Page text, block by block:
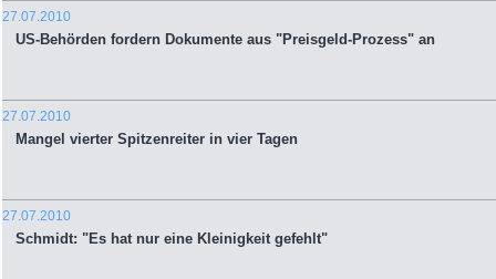
27.07.2010
US-Behörden fordern Dokumente aus "Preisgeld-Prozess" an
27.07.2010
Mangel vierter Spitzenreiter in vier Tagen
27.07.2010
Schmidt: "Es hat nur eine Kleinigkeit gefehlt"